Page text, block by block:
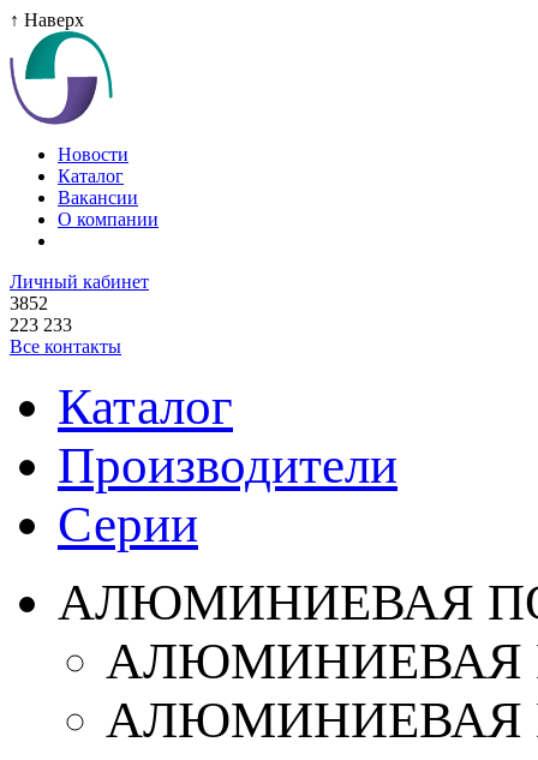
↑ Наверх
Новости
Каталог
Вакансии
О компании
Личный кабинет
3852
223 233
Все контакты
Каталог
Производители
Серии
АЛЮМИНИЕВАЯ
АЛЮМИНИЕВАЯ
АЛЮМИНИЕВАЯ